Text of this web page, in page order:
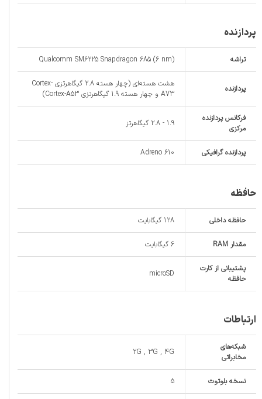
پردازنده
تراشه Qualcomm SM6225 Snapdragon 685 (6 nm)
پردازنده‌
هشت هسته‌ای (چهار هسته 2.8 گیگاهرتزی Cortex-
A73 و چهار هسته 1.9 گیگاهرتزی Cortex-A53)
فرکانس پردازنده‌
مرکزی
1.9 - 2.8 گیگاهرتز
پردازنده‌ گرافیکی Adreno 610
حافظه
حافظه داخلی 128 گیگابایت
مقدار RAM 6 گیگابایت
پشتیبانی از کارت
حافظه
microSD
ارتباطات
شبکه‌های
مخابراتی
2G , 3G , 4G
نسخه بلوتوث 5